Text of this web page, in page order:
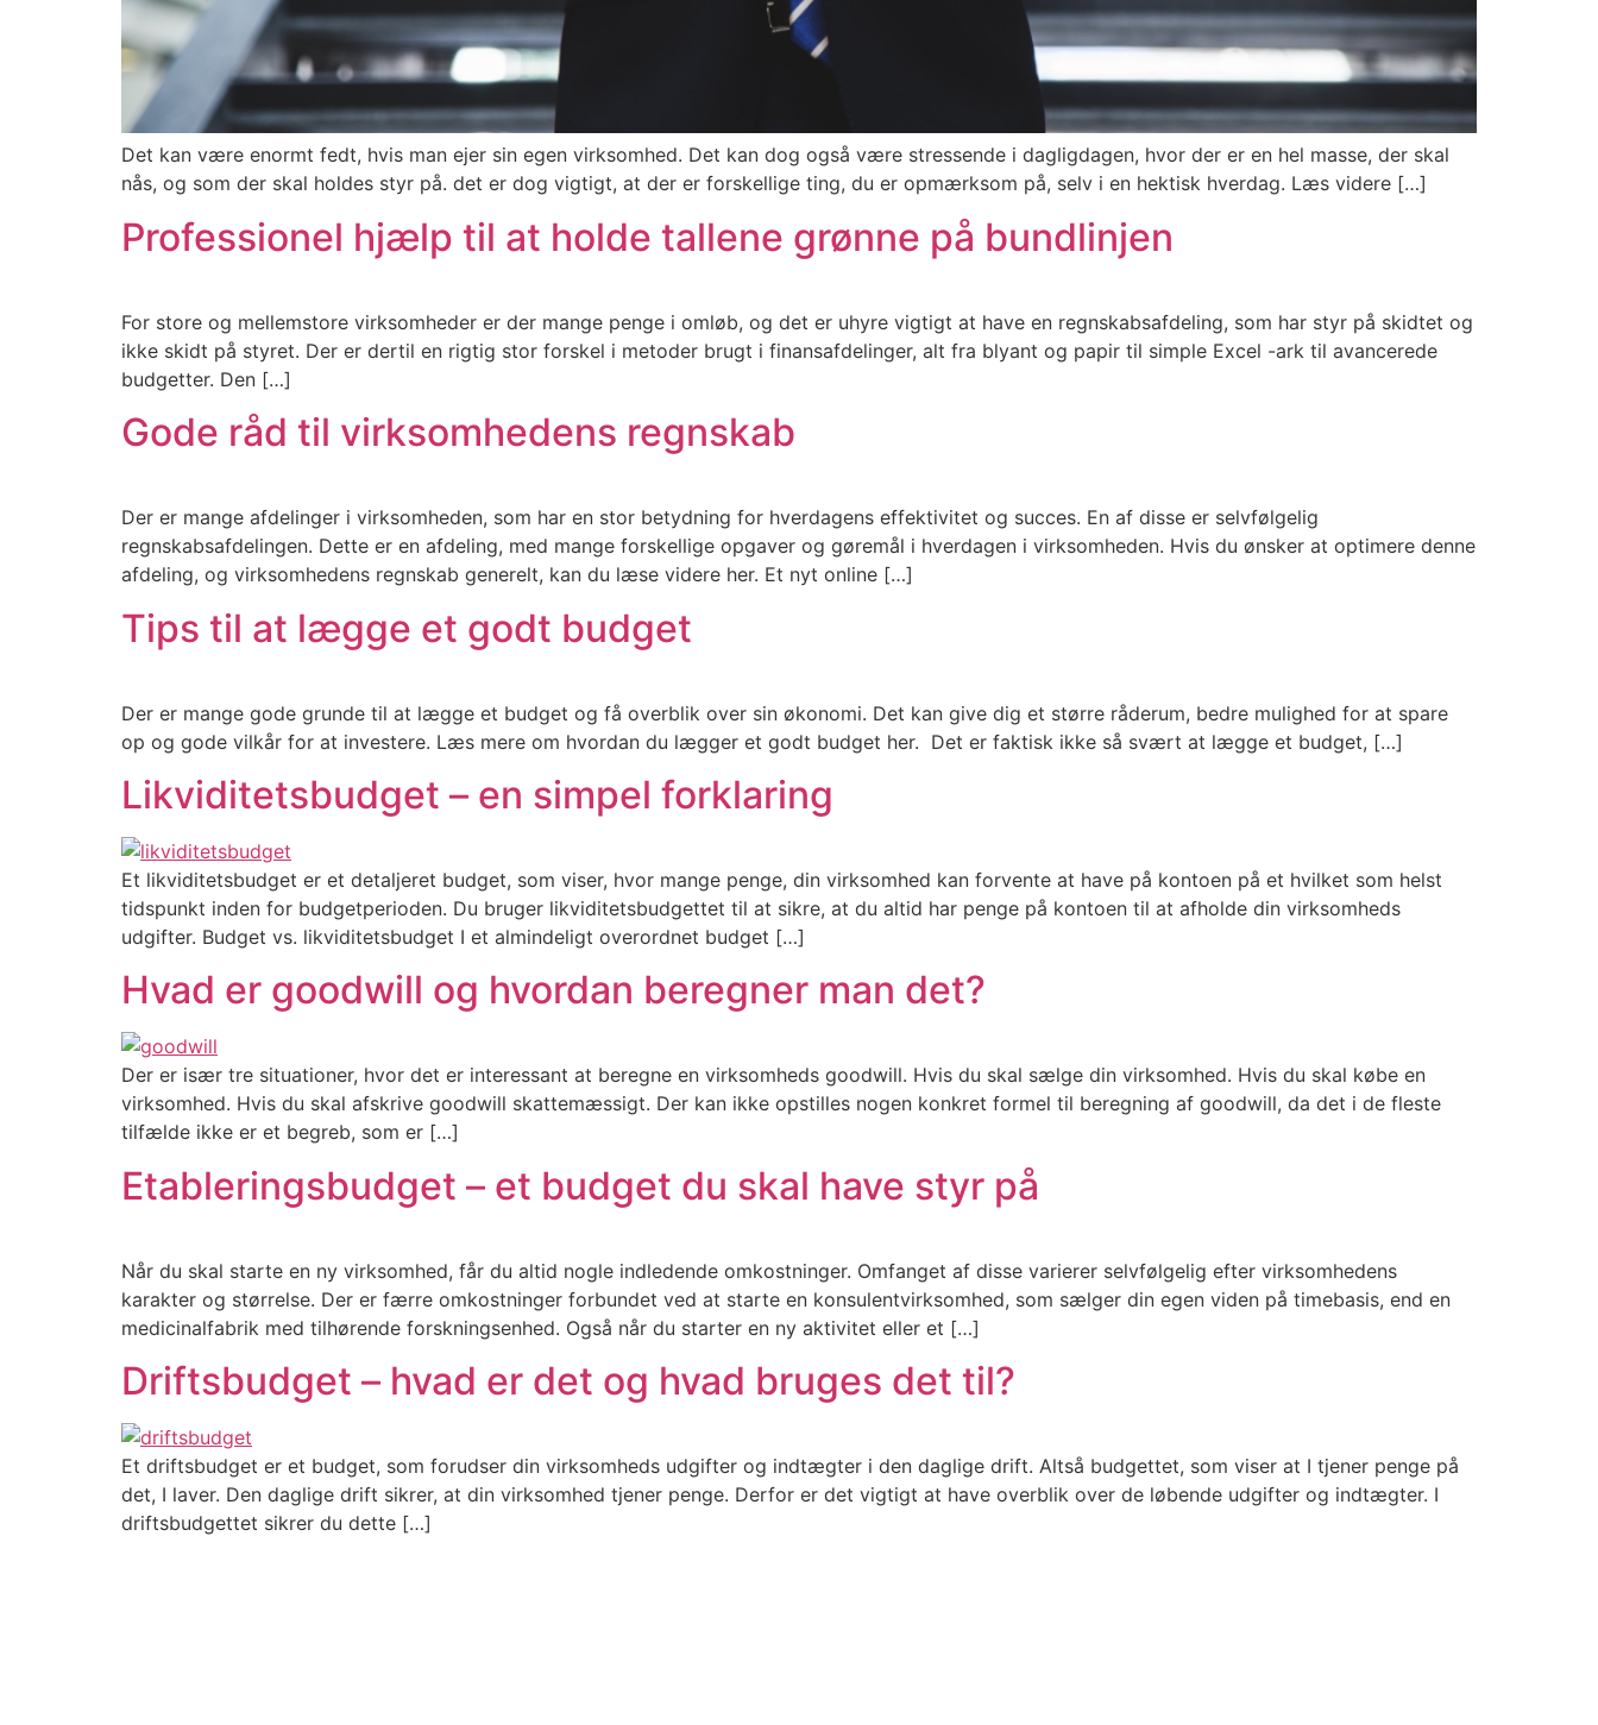
Det kan være enormt fedt, hvis man ejer sin egen virksomhed. Det kan dog også være stressende i dagligdagen, hvor der er en hel masse, der skal
nås, og som der skal holdes styr på. det er dog vigtigt, at der er forskellige ting, du er opmærksom på, selv i en hektisk hverdag. Læs videre […]
Professionel hjælp til at holde tallene grønne på bundlinjen
For store og mellemstore virksomheder er der mange penge i omløb, og det er uhyre vigtigt at have en regnskabsafdeling, som har styr på skidtet og
ikke skidt på styret. Der er dertil en rigtig stor forskel i metoder brugt i finansafdelinger, alt fra blyant og papir til simple Excel -ark til avancerede
budgetter. Den […]
Gode råd til virksomhedens regnskab
Der er mange afdelinger i virksomheden, som har en stor betydning for hverdagens effektivitet og succes. En af disse er selvfølgelig
regnskabsafdelingen. Dette er en afdeling, med mange forskellige opgaver og gøremål i hverdagen i virksomheden. Hvis du ønsker at optimere denne
afdeling, og virksomhedens regnskab generelt, kan du læse videre her. Et nyt online […]
Tips til at lægge et godt budget
Der er mange gode grunde til at lægge et budget og få overblik over sin økonomi. Det kan give dig et større råderum, bedre mulighed for at spare
op og gode vilkår for at investere. Læs mere om hvordan du lægger et godt budget her. Det er faktisk ikke så svært at lægge et budget, […]
Likviditetsbudget – en simpel forklaring
Et likviditetsbudget er et detaljeret budget, som viser, hvor mange penge, din virksomhed kan forvente at have på kontoen på et hvilket som helst
tidspunkt inden for budgetperioden. Du bruger likviditetsbudgettet til at sikre, at du altid har penge på kontoen til at afholde din virksomheds
udgifter. Budget vs. likviditetsbudget I et almindeligt overordnet budget […]
Hvad er goodwill og hvordan beregner man det?
Der er især tre situationer, hvor det er interessant at beregne en virksomheds goodwill. Hvis du skal sælge din virksomhed. Hvis du skal købe en
virksomhed. Hvis du skal afskrive goodwill skattemæssigt. Der kan ikke opstilles nogen konkret formel til beregning af goodwill, da det i de fleste
tilfælde ikke er et begreb, som er […]
Etableringsbudget – et budget du skal have styr på
Når du skal starte en ny virksomhed, får du altid nogle indledende omkostninger. Omfanget af disse varierer selvfølgelig efter virksomhedens
karakter og størrelse. Der er færre omkostninger forbundet ved at starte en konsulentvirksomhed, som sælger din egen viden på timebasis, end en
medicinalfabrik med tilhørende forskningsenhed. Også når du starter en ny aktivitet eller et […]
Driftsbudget – hvad er det og hvad bruges det til?
Et driftsbudget er et budget, som forudser din virksomheds udgifter og indtægter i den daglige drift. Altså budgettet, som viser at I tjener penge på
det, I laver. Den daglige drift sikrer, at din virksomhed tjener penge. Derfor er det vigtigt at have overblik over de løbende udgifter og indtægter. I
driftsbudgettet sikrer du dette […]